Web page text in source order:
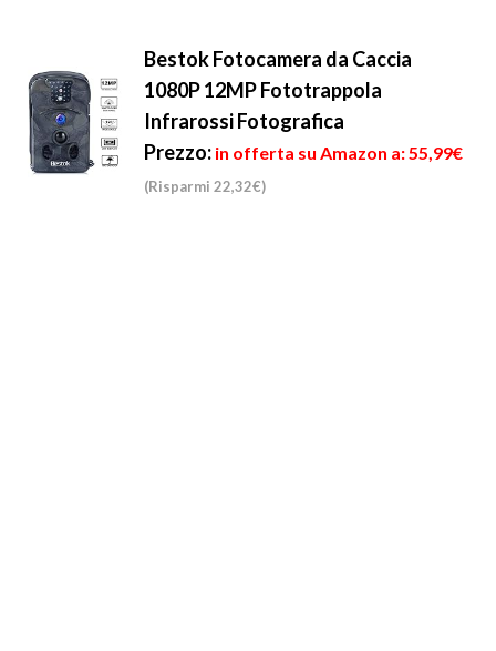
Bestok Fotocamera da Caccia
1080P 12MP Fototrappola
Infrarossi Fotografica
Prezzo: in offerta su Amazon a: 55,99€
(Risparmi 22,32€)